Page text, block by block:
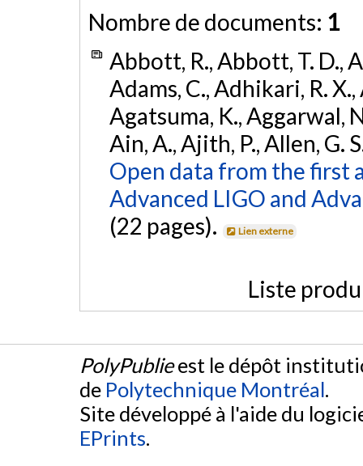
Nombre de documents: 1
Abbott, R., Abbott, T. D.,
Adams, C., Adhikari, R.
Agatsuma, K., Aggarwal,
Ain, A., Ajith, P., Allen, G.
Open data from the first
Advanced LIGO and
(22 pages).
Lien externe
Liste
PolyPublieest le dépôt
de Polytechnique Montréal.
Site développé à l'aide du
EPrints.